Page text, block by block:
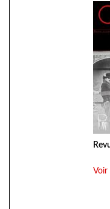
Voir